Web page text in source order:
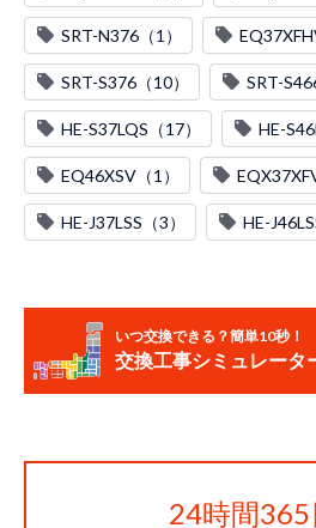
SRT-N376（1）
SRT-S376（10） SRT-
HE-S37LQS（17） HE-
EQ46XSV（1）
HE-J37LSS（3） HE-
いつ交換できる？簡単10秒！
交換工事シミュレータ
24時間365